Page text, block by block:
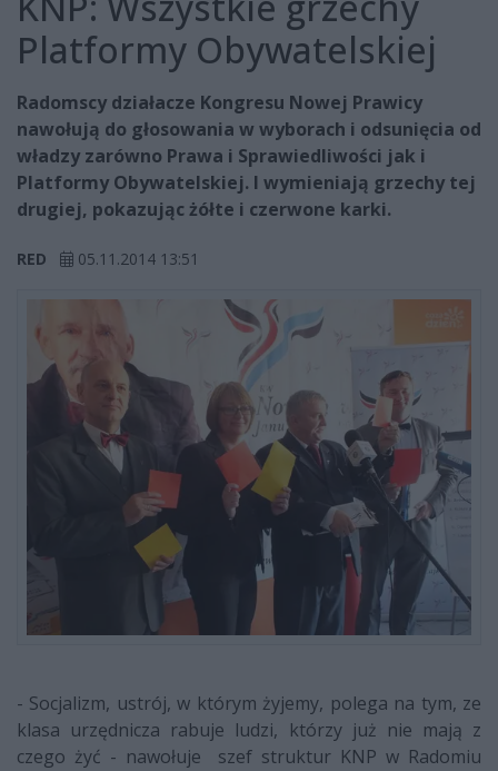
Platformy Obywatelskiej
Radomscy działacze Kongresu Nowej Prawicy
nawołują do głosowania w wyborach i odsunięcia od
władzy zarówno Prawa i Sprawiedliwości jak i
Platformy Obywatelskiej. I wymieniają grzechy tej
drugiej, pokazując żółte i czerwone karki.
RED 05.11.2014 13:51
- Socjalizm, ustrój, w którym żyjemy, polega na tym, ze
klasa urzędnicza rabuje ludzi, którzy już nie mają z
czego żyć - nawołuje szef struktur KNP w Radomiu